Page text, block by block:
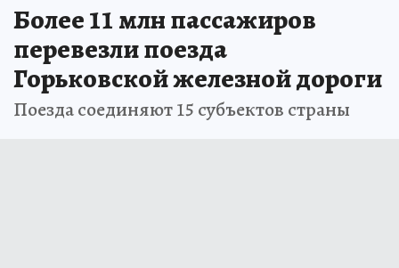
Более 11 млн пассажиров
перевезли поезда
Горьковской железной дороги
Поезда соединяют 15 субъектов страны